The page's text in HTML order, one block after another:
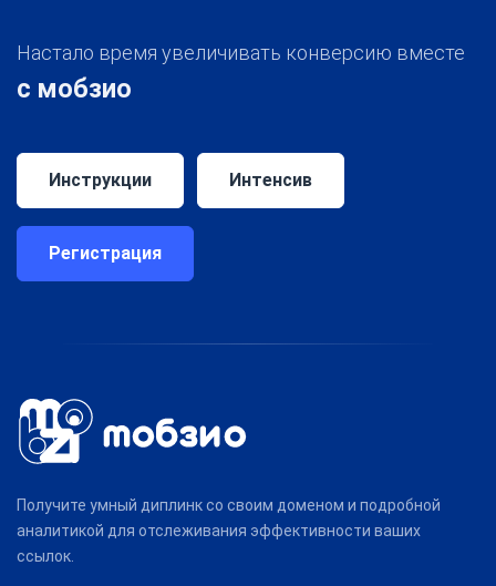
Настало время увеличивать конверсию вместе
с мобзио
Инструкции Интенсив
Регистрация
Получите умный диплинк со своим доменом и подробной
аналитикой для отслеживания эффективности ваших
ссылок.